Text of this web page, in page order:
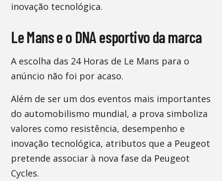
inovação tecnológica.
Le Mans e o DNA esportivo da marca
A escolha das 24 Horas de Le Mans para o
anúncio não foi por acaso.
Além de ser um dos eventos mais importantes
do automobilismo mundial, a prova simboliza
valores como resistência, desempenho e
inovação tecnológica, atributos que a Peugeot
pretende associar à nova fase da Peugeot
Cycles.